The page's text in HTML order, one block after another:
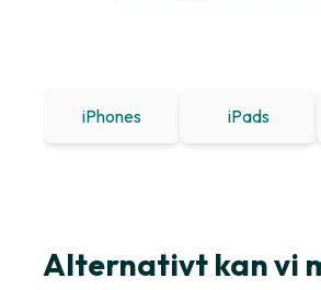
iPhones iPads
Alternativt kan vi